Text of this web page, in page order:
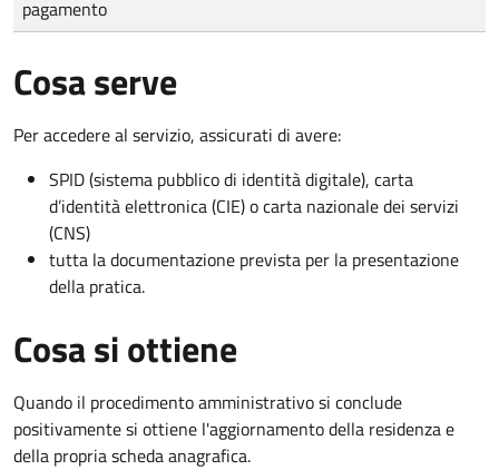
pagamento
Cosa serve
Per accedere al servizio, assicurati di avere:
SPID (sistema pubblico di identità digitale), carta
d’identità elettronica (CIE) o carta nazionale dei servizi
(CNS)
tutta la documentazione prevista per la presentazione
della pratica.
Cosa si ottiene
Quando il procedimento amministrativo si conclude
positivamente si ottiene l'aggiornamento della residenza e
della propria scheda anagrafica.